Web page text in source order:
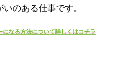
のある仕事です。
になる方法について詳しくはコチラ